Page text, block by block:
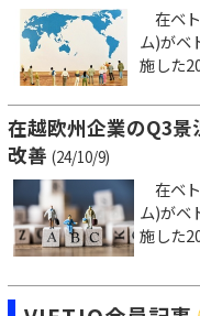
在ベ
ム)がベ
施した
在越欧州企業のQ3
改善 (24/10/9)
在ベ
ム)がベ
施した